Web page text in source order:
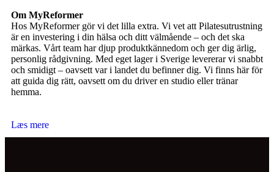
Om MyReformer
Hos MyReformer gör vi det lilla extra. Vi vet att Pilatesutrustning
är en investering i din hälsa och ditt välmående – och det ska
märkas. Vårt team har djup produktkännedom och ger dig ärlig,
personlig rådgivning. Med eget lager i Sverige levererar vi snabbt
och smidigt – oavsett var i landet du befinner dig. Vi finns här för
att guida dig rätt, oavsett om du driver en studio eller tränar
hemma.
Læs mere